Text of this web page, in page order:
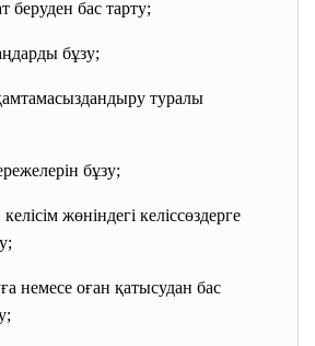
беруден бас тарту;
бұзу;
туралы
бұзу;
жөніндегі келіссөздерге
немесе оған қатысудан бас